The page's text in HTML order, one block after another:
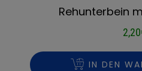
Rehunterbein
2,20
IN DEN